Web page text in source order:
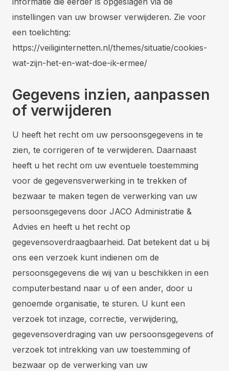
instellingen van uw browser verwijderen. Zie voor
een toelichting:
https://veiliginternetten.nl/themes/situatie/cookies-
wat-zijn-het-en-wat-doe-ik-ermee/
Gegevens inzien, aanpassen
of verwijderen
U heeft het recht om uw persoonsgegevens in te
zien, te corrigeren of te verwijderen. Daarnaast
heeft u het recht om uw eventuele toestemming
voor de gegevensverwerking in te trekken of
bezwaar te maken tegen de verwerking van uw
persoonsgegevens door JACO Administratie &
Advies en heeft u het recht op
gegevensoverdraagbaarheid. Dat betekent dat u bij
ons een verzoek kunt indienen om de
persoonsgegevens die wij van u beschikken in een
computerbestand naar u of een ander, door u
genoemde organisatie, te sturen. U kunt een
verzoek tot inzage, correctie, verwijdering,
gegevensoverdraging van uw persoonsgegevens of
verzoek tot intrekking van uw toestemming of
bezwaar op de verwerking van uw